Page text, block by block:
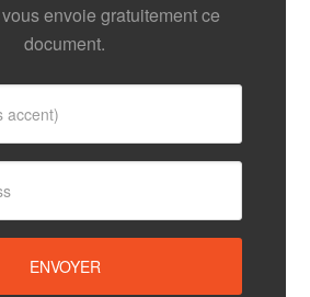
envoie gratuitement ce
document.